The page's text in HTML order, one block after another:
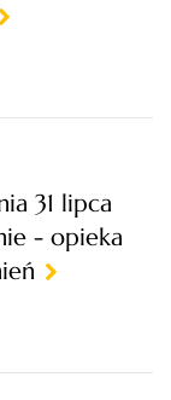
31 lipca
- opieka